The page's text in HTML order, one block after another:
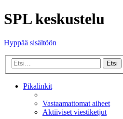
SPL keskustelu
Hyppää sisältöön
Etsi
Pikalinkit
Vastaamattomat aiheet
Aktiiviset viestiketjut